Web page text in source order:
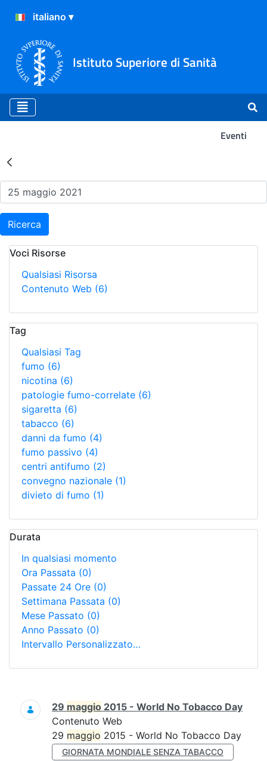
Istituto Superiore di Sanità
Eventi
Risultati della Ricerca -
Ricerca
Voci Risorse
Qualsiasi Risorsa
Contenuto Web (6)
Tag
Qualsiasi Tag
fumo (6)
nicotina (6)
patologie fumo-correlate (6)
sigaretta (6)
tabacco (6)
danni da fumo (4)
fumo passivo (4)
centri antifumo (2)
convegno nazionale (1)
divieto di fumo (1)
Durata
In qualsiasi momento
Ora Passata (0)
Passate 24 Ore (0)
Settimana Passata (0)
Mese Passato (0)
Anno Passato (0)
Intervallo Personalizzato…
Ricerca
29 maggio 2015 - World No Tobacco Day
Contenuto Web
29 maggio 2015 - World No Tobacco Day
GIORNATA MONDIALE SENZA TABACCO